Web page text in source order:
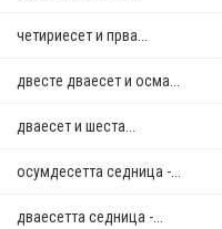
четириесет и прва...
двестe дваесет и осма...
дваесет и шеста...
осумдесетта седница -...
дваесетта седница -...